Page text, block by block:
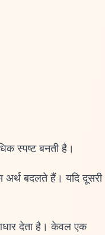
स्पष्ट बनती है।
बदलते हैं। यदि दूसरी
देता है। केवल एक